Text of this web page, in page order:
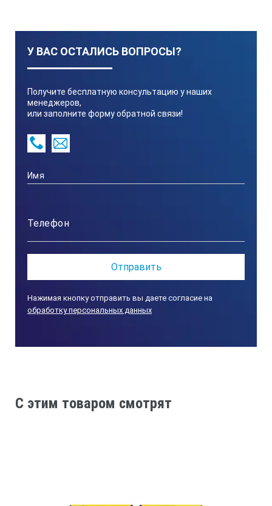
У ВАС ОСТАЛИСЬ ВОПРОСЫ?
Получите бесплатную консультацию у наших
менеджеров,
или заполните форму обратной связи!
Нажимая кнопку отправить вы даете согласие на
обработку персональных данных
C этим товаром смотрят